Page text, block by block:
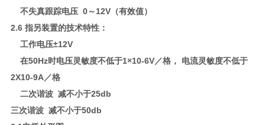
不失真跟踪电压 0～12V（有效值）
2.6 指另装置的技术特性：
工作电压±12V
在50Hz时电压灵敏度不低于1×10-6V／格， 电流灵敏度不低于
2X10-9A／格
二次谐波 减不小于25db
三次谐波 减不小于50db